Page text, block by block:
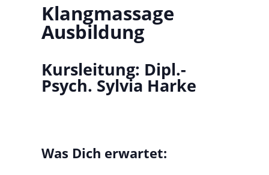
Klangmassage
Ausbildung
Kursleitung: Dipl.-
Psych. Sylvia Harke
Was Dich erwartet: